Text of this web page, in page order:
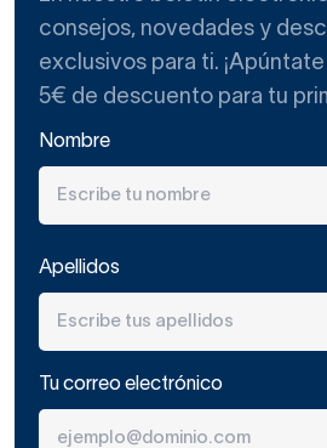
consejos, novedades y
exclusivos para ti.
5€ de descuento para tu
Nombre
Apellidos
Tu correo electrónico